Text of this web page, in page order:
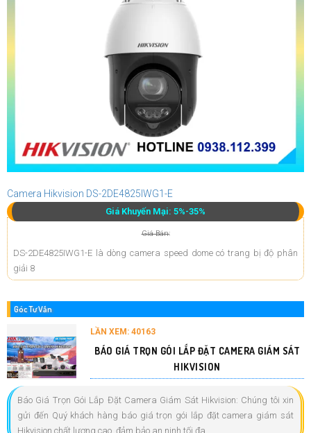
Camera Hikvision DS-2DE4825IWG1-E
Giá Khuyến Mại: 5%-35%
Giá Bán:
DS-2DE4825IWG1-E là dòng camera speed dome có trang bị độ phân
giải 8
Góc Tư Vấn
LẦN XEM: 40163
BÁO GIÁ TRỌN GÓI LẮP ĐẶT CAMERA GIÁM SÁT
HIKVISION
Báo Giá Trọn Gói Lắp Đặt Camera Giám Sát Hikvision: Chúng tôi xin
gửi đến Quý khách hàng báo giá trọn gói lắp đặt camera giám sát
Hikvision chất lượng cao, đảm bảo an ninh tối đa...